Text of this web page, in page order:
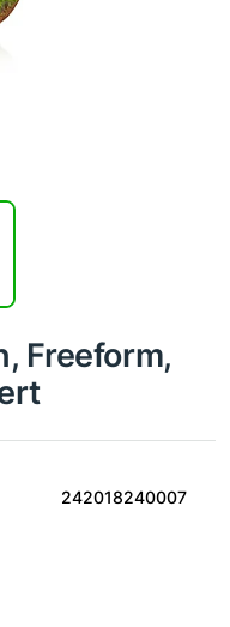
Freeform,
242018240007